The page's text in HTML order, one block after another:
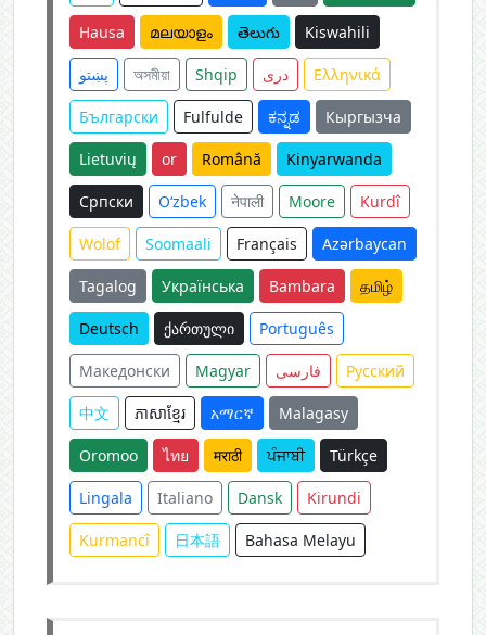
Hausa മലയാളം తెలుగు Kiswahili
پښتو অসমীয়া Shqip دری Ελληνικά
Български Fulfulde ಕನ್ನಡ Кыргызча
Lietuvių or Română Kinyarwanda
Српски O‘zbek नेपाली Moore Kurdî
Wolof Soomaali Français Azərbaycan
Tagalog Українська Bambara தமிழ்
Deutsch ქართული Português
Македонски Magyar فارسی Русский
中文 ភាសាខ្មែរ አማርኛ Malagasy
Oromoo ไทย मराठी ਪੰਜਾਬੀ Türkçe
Lingala Italiano Dansk Kirundi
Kurmancî 日本語 Bahasa Melayu